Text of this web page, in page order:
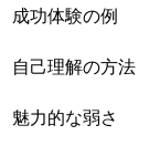
成功体験の例
自己理解の方法
魅力的な弱さ